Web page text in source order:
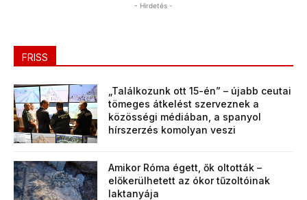
- Hirdetés -
FRISS
„Találkozunk ott 15-én” – újabb ceutai
tömeges átkelést szerveznek a
közösségi médiában, a spanyol
hírszerzés komolyan veszi
Amikor Róma égett, ők oltották –
előkerülhetett az ókor tűzoltóinak
laktanyája